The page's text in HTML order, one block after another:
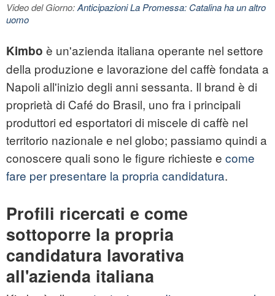
Video del Giorno:Anticipazioni La Promessa: Catalina ha un altro
uomo
Kimbo è un'azienda italiana operante nel settore
della produzione e lavorazione del caffè fondata a
Napoli all'inizio degli anni sessanta. Il brand è di
proprietà di Café do Brasil, uno fra i principali
produttori ed esportatori di miscele di caffè nel
territorio nazionale e nel globo; passiamo quindi a
conoscere quali sono le figure richieste e come
fare per presentare la propria candidatura.
Profili ricercati e come
sottoporre la propria
candidatura lavorativa
all'azienda italiana